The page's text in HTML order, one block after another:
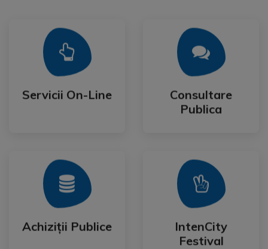
Servicii On-Line
Servicii On-Line
Mai Mult
Consultare
Publica
Consultare
Publica
Mai Mult
Achiziții Publice
Achiziții Publice
Mai Mult
IntenCity
Festival
IntenCity
Festival
Mai Mult